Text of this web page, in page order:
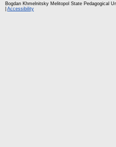
Bogdan Khmelnitsky Melitopol State Pedagogical
Accessibility